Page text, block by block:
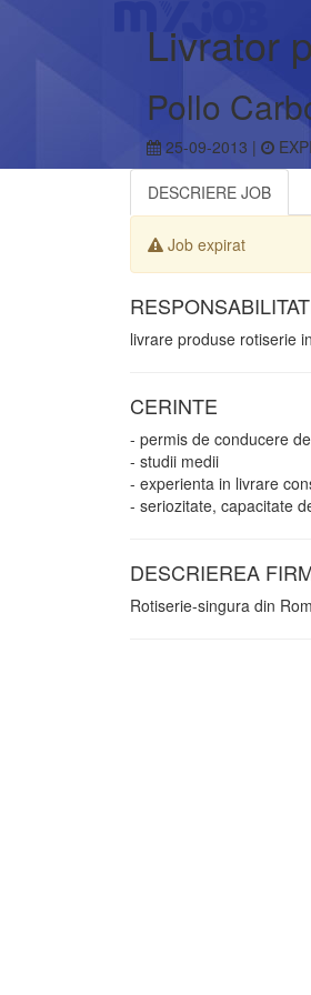
Livrator
Pollo
25-09-2013 |
DESCRIERE JOB
Job expirat
livrare produse rotiserie
CERINTE
- permis de conducere
- studii medii
- experienta in livrare
- seriozitate, capacitate
DESCRIEREA
Rotiserie-singura din